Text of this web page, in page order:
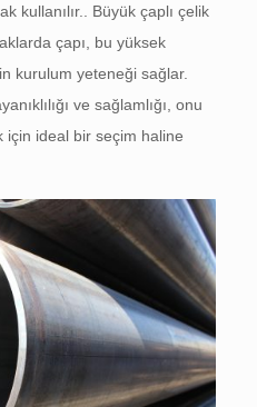
kullanılır.. Büyük çaplı çelik
çapı, bu yüksek
kurulum yeteneği sağlar.
ve sağlamlığı, onu
için ideal bir seçim haline